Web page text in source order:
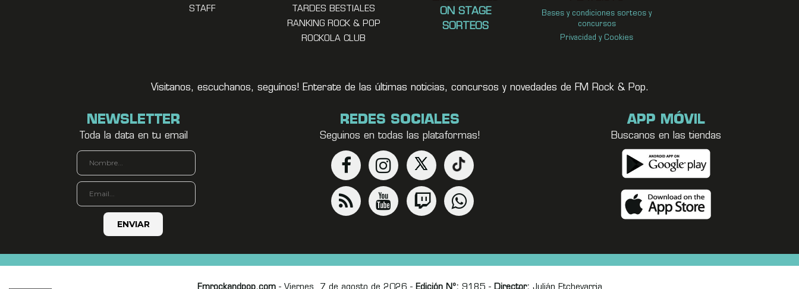
STAFF
TARDES BESTIALES
RANKING ROCK & POP
ROCKOLA CLUB
ON STAGE
SORTEOS
Bases y condiciones sorteos y
concursos
Privacidad y Cookies
Visitanos, escuchanos, seguínos! Enterate de las últimas noticias, concursos y novedades de FM Rock & Pop.
NEWSLETTER
Toda la data en tu email
REDES SOCIALES
Seguinos en todas las plataformas!
APP MÓVIL
Buscanos en las tiendas